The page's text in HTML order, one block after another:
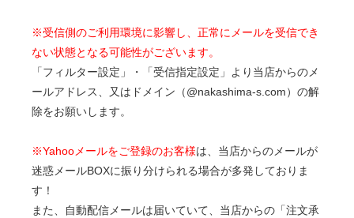
※受信側のご利用環境に影響し、正常にメールを受信でき
ない状態となる可能性がございます。
「フィルター設定」・「受信指定設定」より当店からのメ
ールアドレス、又はドメイン（@nakashima-s.com）の解
除をお願いします。
※Yahooメールをご登録のお客様は、当店からのメールが
迷惑メールBOXに振り分けられる場合が多発しておりま
す！
また、自動配信メールは届いていて、当店からの「注文承